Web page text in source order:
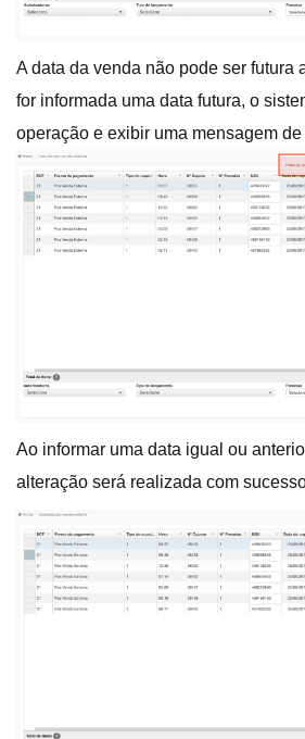
A data da venda não pode ser futura
for informada uma data futura, o
operação e exibir uma mensagem de
Ao informar uma data igual ou
alteração será realizada com